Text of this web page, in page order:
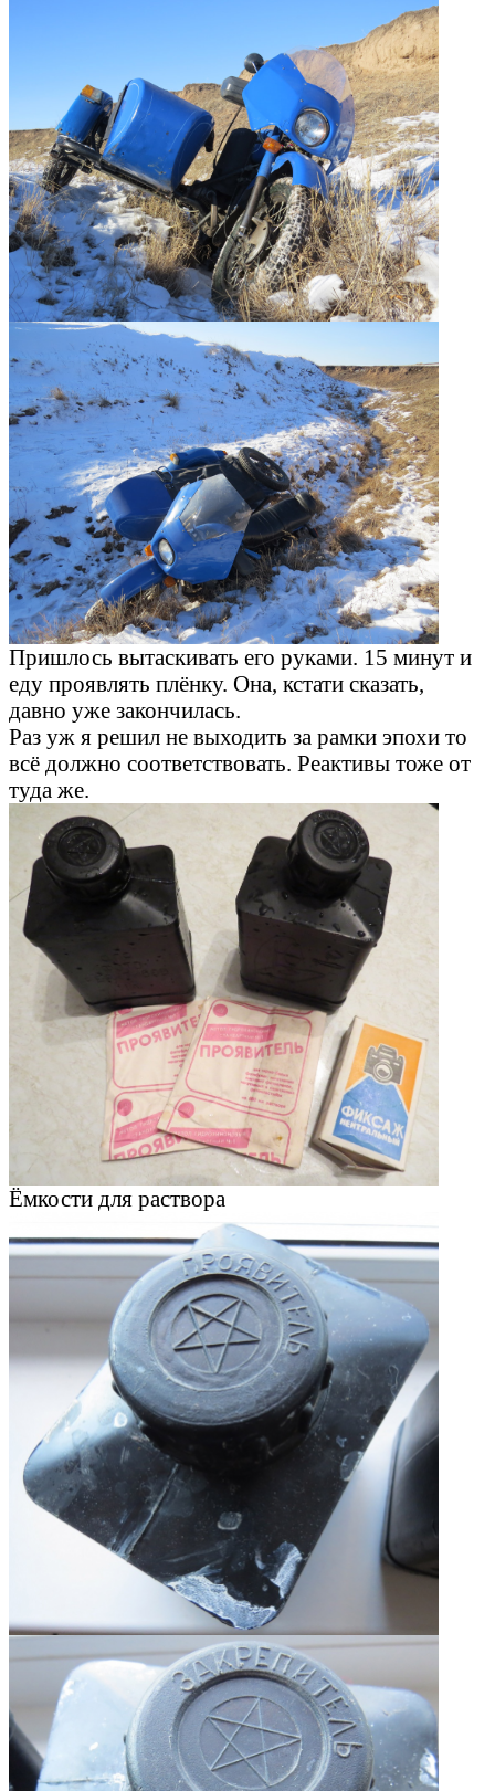
Пришлось вытаскивать его руками. 15 минут и
еду проявлять плёнку. Она, кстати сказать,
давно уже закончилась.
Раз уж я решил не выходить за рамки эпохи то
всё должно соответствовать. Реактивы тоже от
туда же.
Ёмкости для раствора